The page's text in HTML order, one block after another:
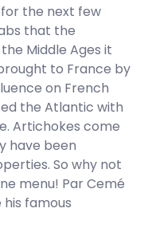
the next few
that the
Middle Ages it
to France by
on French
the Atlantic with
Artichokes come
have been
So why not
menu! Par Cemé
his famous